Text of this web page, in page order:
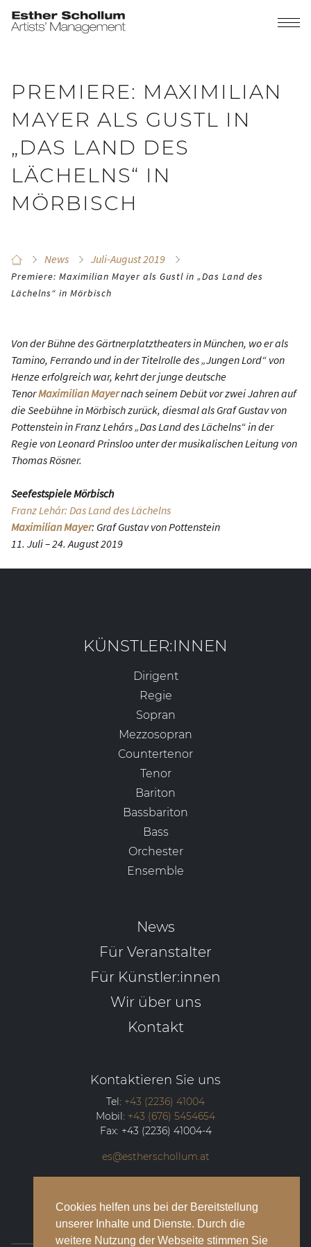
Cookies helfen uns bei der Bereitstellung
unserer Inhalte und Dienste. Durch die
weitere Nutzung der Webseite stimmen Sie
PREMIERE: MAXIMILIAN
MAYER ALS GUSTL IN
„DAS LAND DES
LÄCHELNS“ IN
MÖRBISCH
News Juli-August 2019
Premiere: Maximilian Mayer als Gustl in „Das Land des
Lächelns“ in Mörbisch
Von der Bühne des Gärtnerplatztheaters in München, wo er als
Tamino, Ferrando und in der Titelrolle des „Jungen Lord“ von
Henze erfolgreich war, kehrt der junge deutsche
TenorMaximilian Mayernach seinem Debüt vor zwei Jahren auf
die Seebühne in Mörbisch zurück, diesmal als Graf Gustav von
Pottenstein in Franz Lehárs „Das Land des Lächelns“ in der
Regie von Leonard Prinsloo unter der musikalischen Leitung von
Thomas Rösner.
Seefestspiele Mörbisch
Franz Lehár: Das Land des Lächelns
Maximilian Mayer: Graf Gustav von Pottenstein
11. Juli – 24. August 2019
KÜNSTLER:INNEN
Dirigent
Regie
Sopran
Mezzosopran
Countertenor
Tenor
Bariton
Bassbariton
Bass
Orchester
Ensemble
News
Für Veranstalter
Für Künstler:innen
Wir über uns
Kontakt
Kontaktieren Sie uns
Tel: +43 (2236) 41004
Mobil: +43 (676) 5454654
Fax: +43 (2236) 41004-4
es@estherschollum.at
2340 Mödling